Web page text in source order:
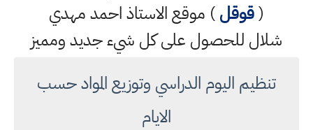
(قوقل) موقع الاستاذ احمد مهدي
شلال للحصول على كل شيء جديد ومميز
تنظيم اليوم الدراسي وتوزيع المواد حسب
الايام